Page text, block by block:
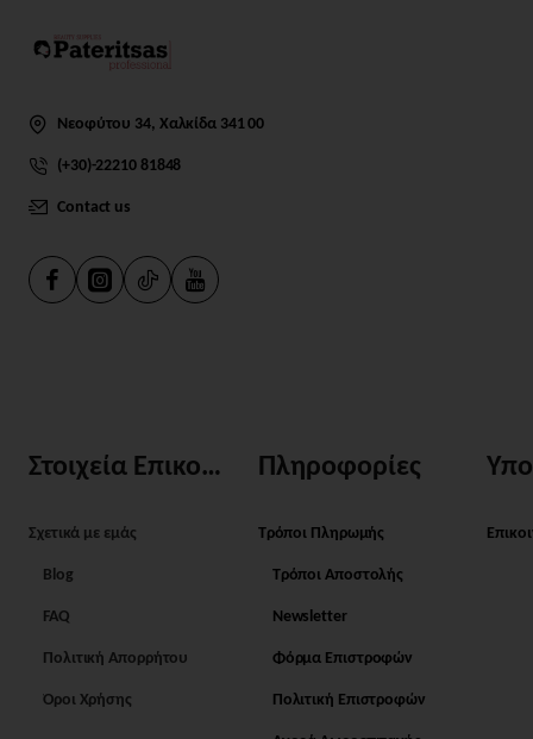
Νεοφύτου 34, Χαλκίδα 341 00
(+30)-22210 81848
Contact us
Στοιχεία Επικοινωνίας
Σχετικά με εμάς
Blog
FAQ
Πολιτική Απορρήτου
Όροι Χρήσης
Πληροφορίες
Τρόποι Πληρωμής
Τρόποι Αποστολής
Newsletter
Φόρμα Επιστροφών
Πολιτική Επιστροφών